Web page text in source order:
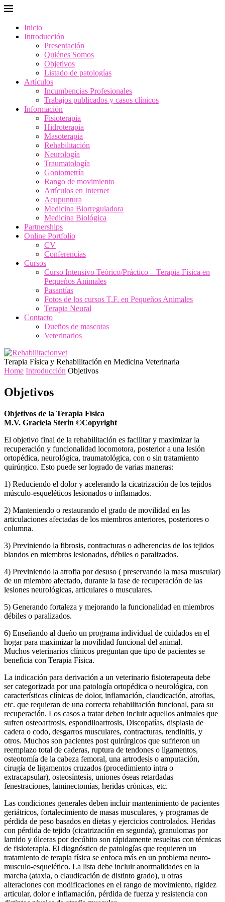
Inicio
Introducción
Presentación
Quiénes Somos
Objetivos
Listado de patologías
Artículos
Incumbencias Profesionales
Trabajos publicados y casos clínicos
Información
Fisioterapia
Hidroterapia
Masoterapia
Rehabilitación
Neurología
Traumatología
Goniometría
Rango de movimiento
Artículos en Internet
Acupuntura
Medicina Biorreguladora
Medicina Biológica
Partnerships
Online Portfolio
CV
Conferencias
Cursos
Curso Intensivo Teórico/Práctico – Terapia Física en
Pequeños Animales
Pasantías
Fotos de los cursos T.F. en Pequeños Animales
Terapia Neural
Contacto
Dueños de mascotas
Veterinarios
Terapia Física y Rehabilitación en Medicina Veterinaria
Home Introducción Objetivos
Objetivos
Objetivos de la Terapia Física
M.V. Graciela Sterin ©Copyright
El objetivo final de la rehabilitación es facilitar y maximizar la
recuperación y funcionalidad locomotora, posterior a una lesión
ortopédica, neurológica, traumatológica, con o sin tratamiento
quirúrgico. Esto puede ser logrado de varias maneras:
1) Reduciendo el dolor y acelerando la cicatrización de los tejidos
músculo-esqueléticos lesionados o inflamados.
2) Manteniendo o restaurando el grado de movilidad en las
articulaciones afectadas de los miembros anteriores, posteriores o
columna.
3) Previniendo la fibrosis, contracturas o adherencias de los tejidos
blandos en miembros lesionados, débiles o paralizados.
4) Previniendo la atrofia por desuso ( preservando la masa muscular)
de un miembro afectado, durante la fase de recuperación de las
lesiones neurológicas, articulares o musculares.
5) Generando fortaleza y mejorando la funcionalidad en miembros
débiles o paralizados.
6) Enseñando al dueño un programa individual de cuidados en el
hogar para maximizar la movilidad funcional del animal.
Muchos veterinarios clínicos preguntan que tipo de pacientes se
beneficia con Terapia Física.
La indicación para derivación a un veterinario fisioterapeuta debe
ser categorizada por una patología ortopédica o neurológica, con
características clínicas de dolor, inflamación, claudicación, atrofias,
etc. que requieran de una correcta rehabilitación funcional, para su
recuperación. Los casos a tratar deben incluir aquellos animales que
sufren osteoartrosis, espondiloartrosis, Discopatías, displasia de
cadera o codo, desgarros musculares, contracturas, tendinitis, y
otros. Muchos son pacientes post quirúrgicos que sufrieron un
reemplazo total de caderas, ruptura de tendones o ligamentos,
osteotomía de la cabeza femoral, una artrodesis o amputación,
cirugía de ligamentos cruzados (procedimiento intra o
extracapsular), osteosíntesis, uniones óseas retardadas
fenestraciones, laminectomías, heridas crónicas, etc.
Las condiciones generales deben incluir mantenimiento de pacientes
geriátricos, fortalecimiento de masas musculares, y programas de
pérdida de peso basados en dietas y ejercicios controlados. Heridas
con pérdida de tejido (cicatrización en segunda), granulomas por
lamido y úlceras por decúbito son rápidamente resueltas con técnicas
de fisioterapia. El diagnóstico de patologías que requieren un
tratamiento de terapia física se enfoca más en un problema neuro-
musculo-esquelético. La lista debe incluir anormalidades en la
marcha (ataxia, o claudicación de distinto grado), u otras
alteraciones con modificaciones en el rango de movimiento, rigidez
articular, dolor e inflamación, pérdida de fuerza y resistencia con